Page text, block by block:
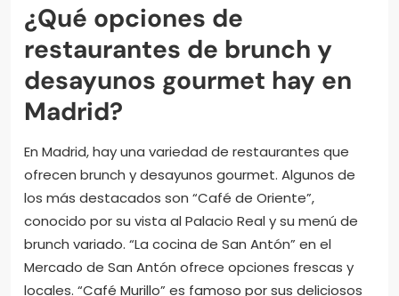
¿Qué opciones de
restaurantes de brunch y
desayunos gourmet hay en
Madrid?
En Madrid, hay una variedad de restaurantes que
ofrecen brunch y desayunos gourmet. Algunos de
los más destacados son “Café de Oriente”,
conocido por su vista al Palacio Real y su menú de
brunch variado. “La cocina de San Antón” en el
Mercado de San Antón ofrece opciones frescas y
locales. “Café Murillo” es famoso por sus deliciosos